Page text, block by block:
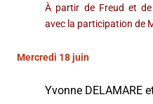
À partir de Freud et
avec la participation de
Mercredi 18 juin
Yvonne DELAMARE